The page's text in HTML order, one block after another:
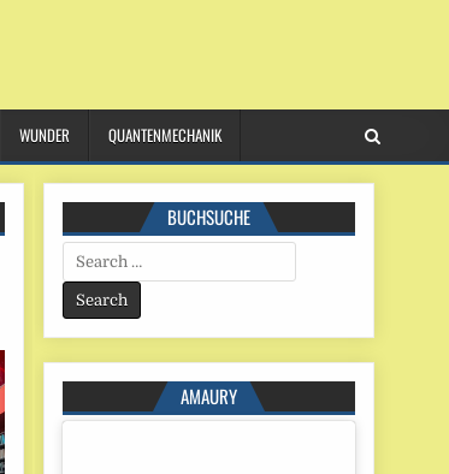
WUNDER QUANTENMECHANIK
BUCHSUCHE
Search
for:
AMAURY